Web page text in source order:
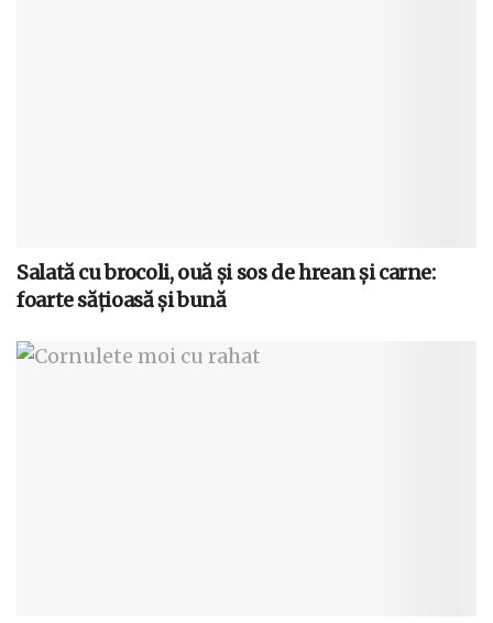
Salată cu brocoli, ouă și sos de hrean și carne:
foarte sățioasă și bună